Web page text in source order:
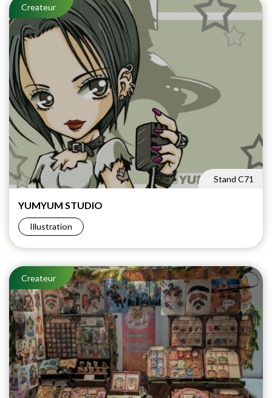
Stand C71
Createur
YUMYUM STUDIO
Illustration
Createur